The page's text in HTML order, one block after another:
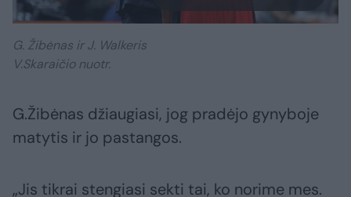
G. Žibėnas ir J. Walkeris
V.Skaraičio nuotr.
G.Žibėnas džiaugiasi, jog pradėjo gynyboje
matytis ir jo pastangos.
„Jis tikrai stengiasi sekti tai, ko norime mes.